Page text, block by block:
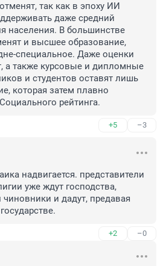
так как в эпоху ИИ
даже средний
населения. В большинстве
и высшее образование,
специальное. Даже оценки
а также курсовые и дипломные
и студентов оставят лишь
которая затем плавно
рейтинга.
+5 –3
надвигается. представители
уже ждут господства,
и дадут, предавая
+2 –0